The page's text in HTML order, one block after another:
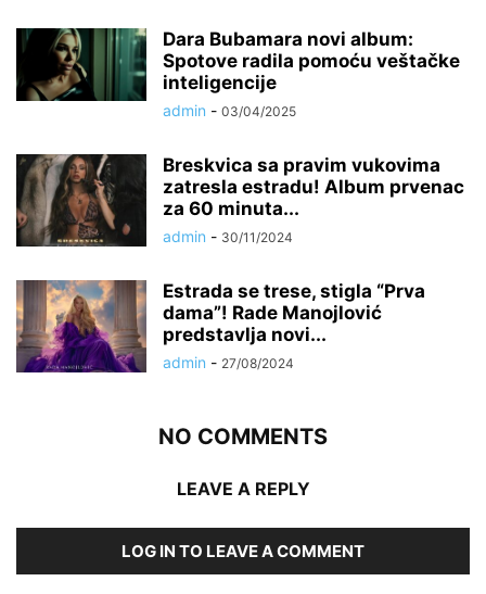
Dara Bubamara novi album:
Spotove radila pomoću veštačke
inteligencije
admin - 03/04/2025
Breskvica sa pravim vukovima
zatresla estradu! Album prvenac
za 60 minuta...
admin - 30/11/2024
Estrada se trese, stigla “Prva
dama”! Rade Manojlović
predstavlja novi...
admin - 27/08/2024
NO COMMENTS
LEAVE A REPLY
LOG IN TO LEAVE A COMMENT